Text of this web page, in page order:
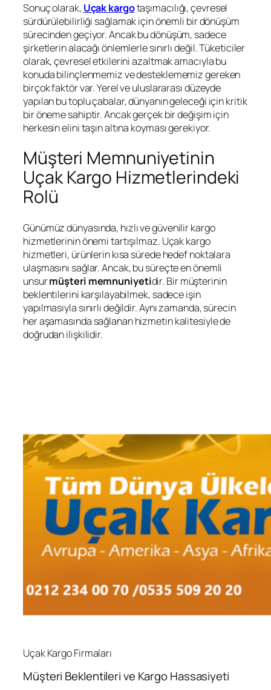
Sonuç olarak, Uçak kargotaşımacılığı, çevresel
sürdürülebilirliği sağlamak için önemli bir dönüşüm
sürecinden geçiyor. Ancak bu dönüşüm, sadece
şirketlerin alacağı önlemlerle sınırlı değil. Tüketiciler
olarak, çevresel etkilerini azaltmak amacıyla bu
konuda bilinçlenmemiz ve desteklememiz gereken
birçok faktör var. Yerel ve uluslararası düzeyde
yapılan bu toplu çabalar, dünyanın geleceği için kritik
bir öneme sahiptir. Ancak gerçek bir değişim için
herkesin elini taşın altına koyması gerekiyor.
Müşteri Memnuniyetinin
Uçak Kargo Hizmetlerindeki
Rolü
Günümüz dünyasında, hızlı ve güvenilir kargo
hizmetlerinin önemi tartışılmaz. Uçak kargo
hizmetleri, ürünlerin kısa sürede hedef noktalara
ulaşmasını sağlar. Ancak, bu süreçte en önemli
unsurmüşteri memnuniyetidir. Bir müşterinin
beklentilerini karşılayabilmek, sadece işin
yapılmasıyla sınırlı değildir. Aynı zamanda, sürecin
her aşamasında sağlanan hizmetin kalitesiyle de
doğrudan ilişkilidir.
Uçak Kargo Firmaları
Müşteri Beklentileri ve Kargo Hassasiyeti